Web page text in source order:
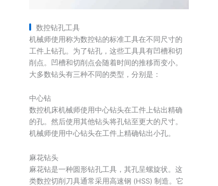
数控钻孔工具
机械师使用称为数控钻的标准工具在不同尺寸的
工件上钻孔。为了钻孔，这些工具具有凹槽和切
削点。凹槽和切削点会随着时间的推移而变小。
大多数钻头有三种不同的类型，分别是：
中心钻
数控机床机械师使用中心钻头在工件上钻出精确
的孔。然后使用其他钻头将孔钻至更大的尺寸。
机械师使用中心钻头在工件上精确钻出小孔。
麻花钻头
麻花钻是一种圆形钻孔工具，其孔呈螺旋状。这
类数控切削刀具通常采用高速钢 (HSS) 制造。它